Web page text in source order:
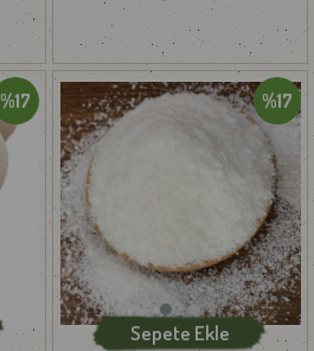
%17
Sepete Ekle
%17